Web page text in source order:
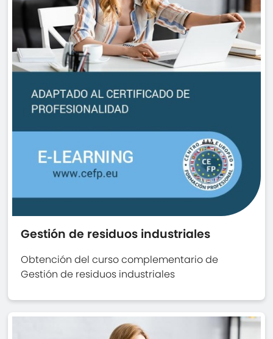
Gestión de residuos industriales
Obtención del curso complementario de
Gestión de residuos industriales